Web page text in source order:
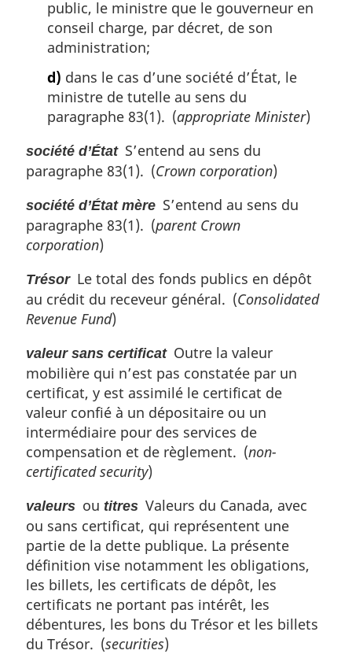
public, le ministre que le gouverneur en
conseil charge, par décret, de son
administration;
d) dans le cas d’une société d’État, le
ministre de tutelle au sens du
paragraphe 83(1). (appropriate Minister)
société d’ÉtatS’entend au sens du
paragraphe 83(1). (Crown corporation)
société d’État mère S’entend au sens du
paragraphe 83(1). (parent Crown
corporation)
TrésorLe total des fonds publics en dépôt
au crédit du receveur général. (Consolidated
Revenue Fund)
valeur sans certificatOutre la valeur
mobilière qui n’est pas constatée par un
certificat, y est assimilé le certificat de
valeur confié à un dépositaire ou un
intermédiaire pour des services de
compensation et de règlement. (non-
certificated security)
valeurs ou titres Valeurs du Canada, avec
ou sans certificat, qui représentent une
partie de la dette publique. La présente
définition vise notamment les obligations,
les billets, les certificats de dépôt, les
certificats ne portant pas intérêt, les
débentures, les bons du Trésor et les billets
du Trésor. (securities)